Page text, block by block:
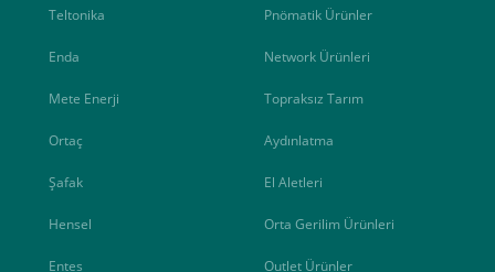
ileteceğimiz link üzerinden tıklayarak 3D Secure güvenli ödeme ile ödemenizi
Teltonika
Enda
Mete Enerji
Ortaç
Şafak
Hensel
Entes
Pnömatik Ürünler
Network Ürünleri
Topraksız Tarım
Aydınlatma
El Aletleri
Orta Gerilim Ürünleri
Outlet Ürünler